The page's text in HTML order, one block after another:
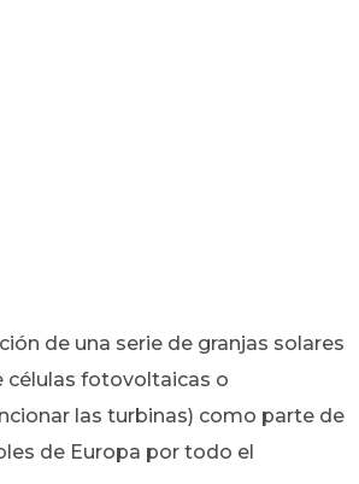
de una serie de granjas solares
células fotovoltaicas o
las turbinas) como parte de
de Europa por todo el